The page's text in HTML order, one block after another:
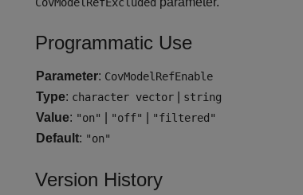
Programmatic Use
Parameter: CovModelRefEnable
Type: character vector string
Value: "on" "off" "filtered"
Default: "on"
Version History